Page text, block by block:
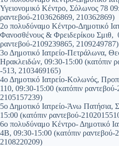
Υγειονομικό Κέντρο, Σόλωνος 78
ραντεβού-2103626869, 210362869)
2ο πολυδύναμο Κέντρο-Δημοτικό
Φανοσθένους & Φρειδερίκου Σμιθ,
ραντεβού-2109239865, 2109249787)
3ο Δημοτικό Ιατρείο-Πετράλωνα,
Ηρακλειδών, 09:30-15:00 (κατόπιν
-513, 2103469165)
4ο Δημοτικό Ιατρείο-Κολωνός,
110, 09:30-15:00 (κατόπιν
2105157239)
5ο Δημοτικό Ιατρείο-Άνω Πατήσια,
15:00 (κατόπιν ραντεβού-
6ο πολυδύναμο Κέντρο- Δημοτικό
4Β, 09:30-15:00 (κατόπιν ραντεβού-
2108220209)